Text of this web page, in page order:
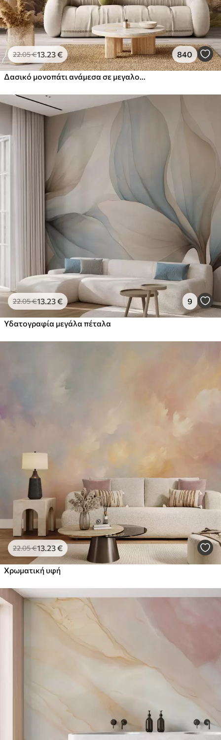
22.05€13.23€ 840
Δασικό μονοπάτι ανάμεσα σε μεγαλοπρεπή δέντρα σε στυλ ακουαρέλας
22.05€13.23€ 9
Υδατογραφία μεγάλα πέταλα
22.05€13.23€
Χρωματική υφή